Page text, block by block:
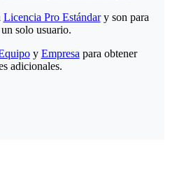
Licencia Pro Estándary son para
solo usuario.
y Empresa para obtener
adicionales.